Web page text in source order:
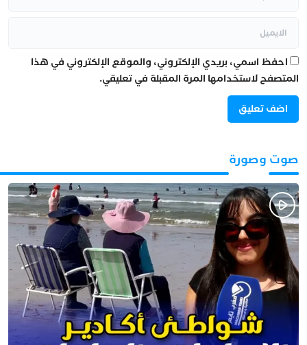
احفظ اسمي، بريدي الإلكتروني، والموقع الإلكتروني في هذا
المتصفح لاستخدامها المرة المقبلة في تعليقي.
صوت وصورة